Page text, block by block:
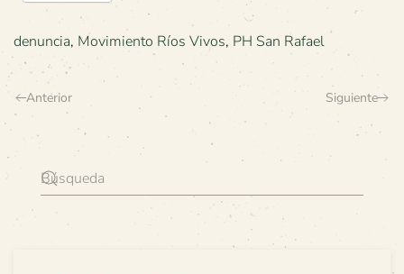
denuncia, Movimiento Ríos Vivos, PH San Rafael
Anterior Siguiente